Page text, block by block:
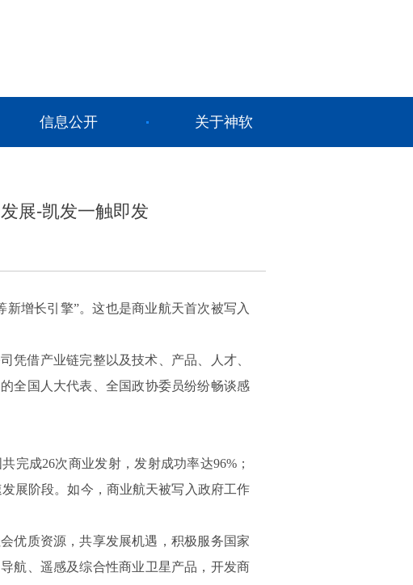
信息公开 关于神软
展-凯发一触即发
增长引擎”。这也是商业航天首次被写入
凭借产业链完整以及技术、产品、人才、
全国人大代表、全国政协委员纷纷畅谈感
完成26次商业发射，发射成功率达96%；
展阶段。如今，商业航天被写入政府工作
优质资源，共享发展机遇，积极服务国家
航、遥感及综合性商业卫星产品，开发商